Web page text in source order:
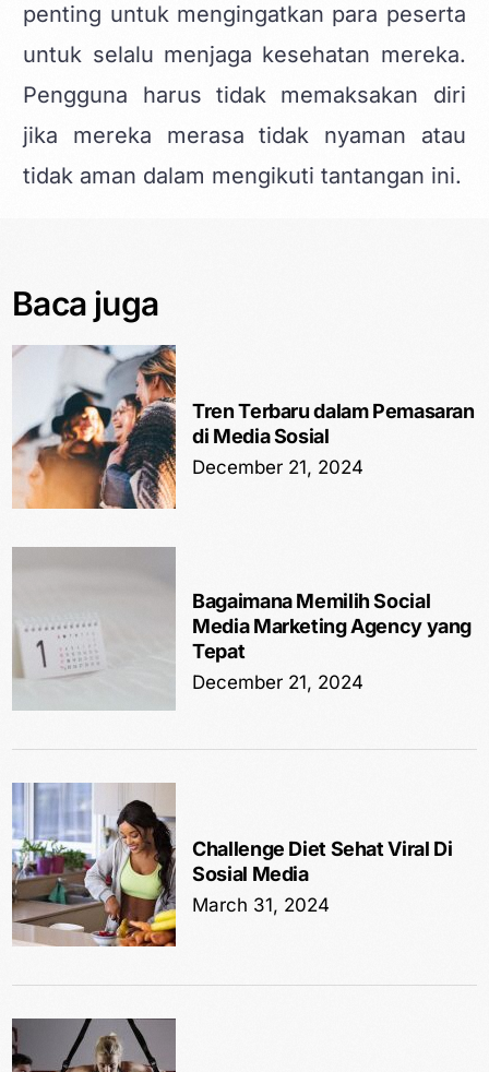
penting untuk mengingatkan para peserta
untuk selalu menjaga kesehatan mereka.
Pengguna harus tidak memaksakan diri
jika mereka merasa tidak nyaman atau
tidak aman dalam mengikuti tantangan ini.
Baca juga
Tren Terbaru dalam Pemasaran
di Media Sosial
December 21, 2024
Bagaimana Memilih Social
Media Marketing Agency yang
Tepat
December 21, 2024
Challenge Diet Sehat Viral Di
Sosial Media
March 31, 2024